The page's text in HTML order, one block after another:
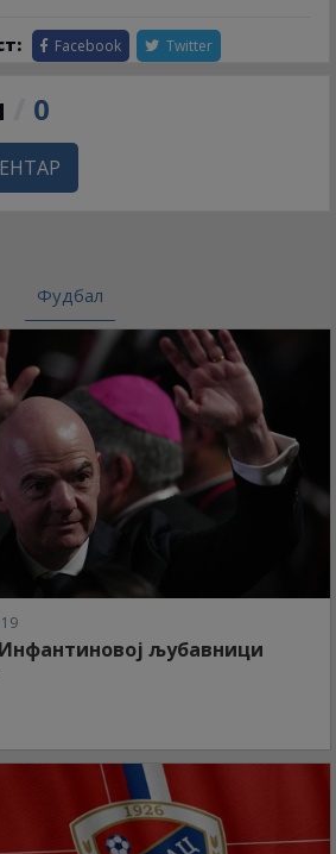
Facebook Twitter
0
Фудбал
љубавници